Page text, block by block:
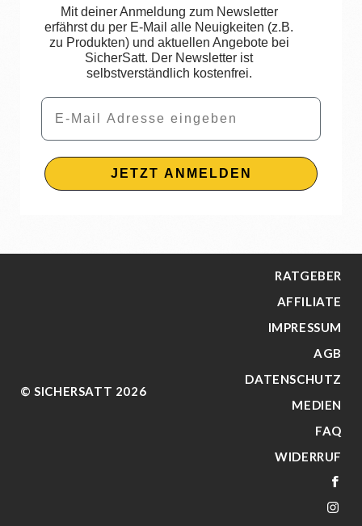
Mit deiner Anmeldung zum Newsletter
erfährst du per E-Mail alle Neuigkeiten (z.B.
zu Produkten) und aktuellen Angebote bei
SicherSatt. Der Newsletter ist
selbstverständlich kostenfrei.
Email
JETZT ANMELDEN
© SICHERSATT 2026
RATGEBER
AFFILIATE
IMPRESSUM
AGB
DATENSCHUTZ
MEDIEN
FAQ
WIDERRUF